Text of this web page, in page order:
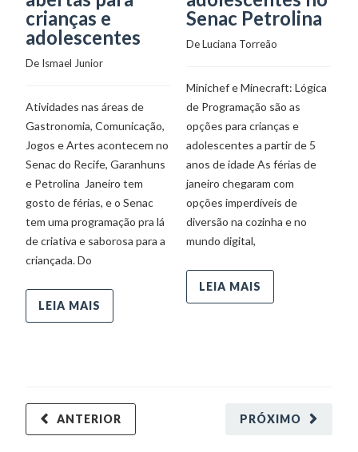
crianças e
adolescentes
De Ismael Junior
Atividades nas áreas de
Gastronomia, Comunicação,
Jogos e Artes acontecem no
Senac do Recife, Garanhuns
e Petrolina Janeiro tem
gosto de férias, e o Senac
tem uma programação pra lá
de criativa e saborosa para a
criançada. Do
LEIA MAIS
Senac Petrolina
De Luciana Torreão
Minichef e Minecraft: Lógica
de Programação são as
opções para crianças e
adolescentes a partir de 5
anos de idade As férias de
janeiro chegaram com
opções imperdíveis de
diversão na cozinha e no
mundo digital,
LEIA MAIS
PRÓXIMO
ANTERIOR